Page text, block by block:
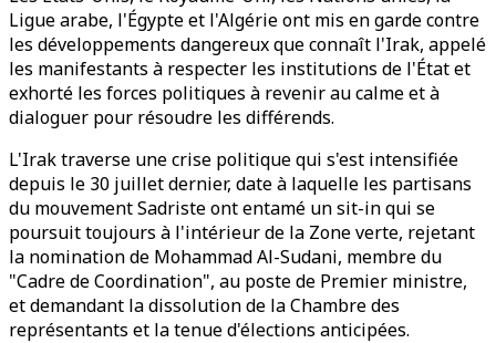
Ligue arabe, l'Égypte et l'Algérie ont mis en garde contre
les développements dangereux que connaît l'Irak, appelé
les manifestants à respecter les institutions de l'État et
exhorté les forces politiques à revenir au calme et à
dialoguer pour résoudre les différends.
L'Irak traverse une crise politique qui s'est intensifiée
depuis le 30 juillet dernier, date à laquelle les partisans
du mouvement Sadriste ont entamé un sit-in qui se
poursuit toujours à l'intérieur de la Zone verte, rejetant
la nomination de Mohammad Al-Sudani, membre du
"Cadre de Coordination", au poste de Premier ministre,
et demandant la dissolution de la Chambre des
représentants et la tenue d'élections anticipées.